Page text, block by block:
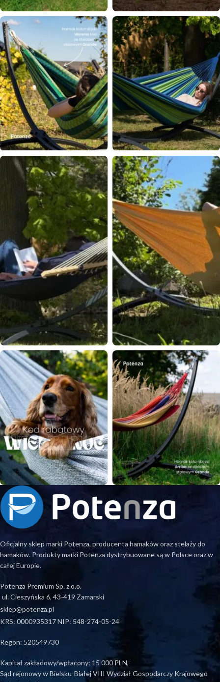
Oficjalny sklep marki Potenza, producenta hamaków oraz stelaży do
hamaków. Produkty marki Potenza dystrybuowane są w Polsce oraz w
całej Europie.
Potenza Premium Sp. z o.o.
ul. Cieszyńska 6, 43-419 Zamarski
sklep@potenza.pl
KRS: 0000935317 NIP: 548-274-05-24
Regon: 520549730
Kapitał zakładowy/wpłacony: 15 000 PLN,-
Sąd rejonowy w Bielsku-Białej VIII Wydział Gospodarczy Krajowego